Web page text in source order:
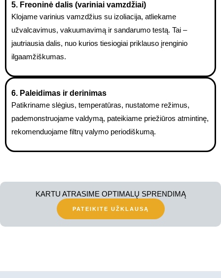
5. Freoninė dalis (variniai vamzdžiai)
Klojame varinius vamzdžius su izoliacija, atliekame
užvalcavimus, vakuumavimą ir sandarumo testą. Tai –
jautriausia dalis, nuo kurios tiesiogiai priklauso įrenginio
ilgaamžiškumas.
6. Paleidimas ir derinimas
Patikriname slėgius, temperatūras, nustatome režimus,
pademonstruojame valdymą, pateikiame priežiūros atmintinę,
rekomenduojame filtrų valymo periodiškumą.
KARTU ATRASIME OPTIMALŲ SPRENDIMĄ
PATEIKITE UŽKLAUSĄ